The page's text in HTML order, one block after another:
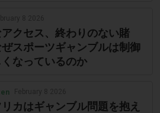
クセス、終わりのない賭
スポーツギャンブルは制御
なっているのか
カはギャンブル問題を抱え